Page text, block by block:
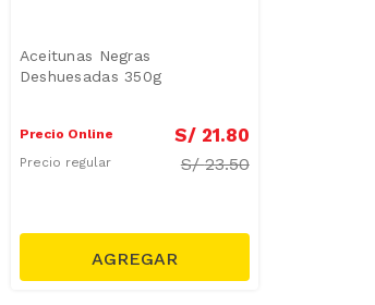
Aceitunas Negras
Deshuesadas 350g
Precio Online S/ 21.80
Precio regular S/23.50